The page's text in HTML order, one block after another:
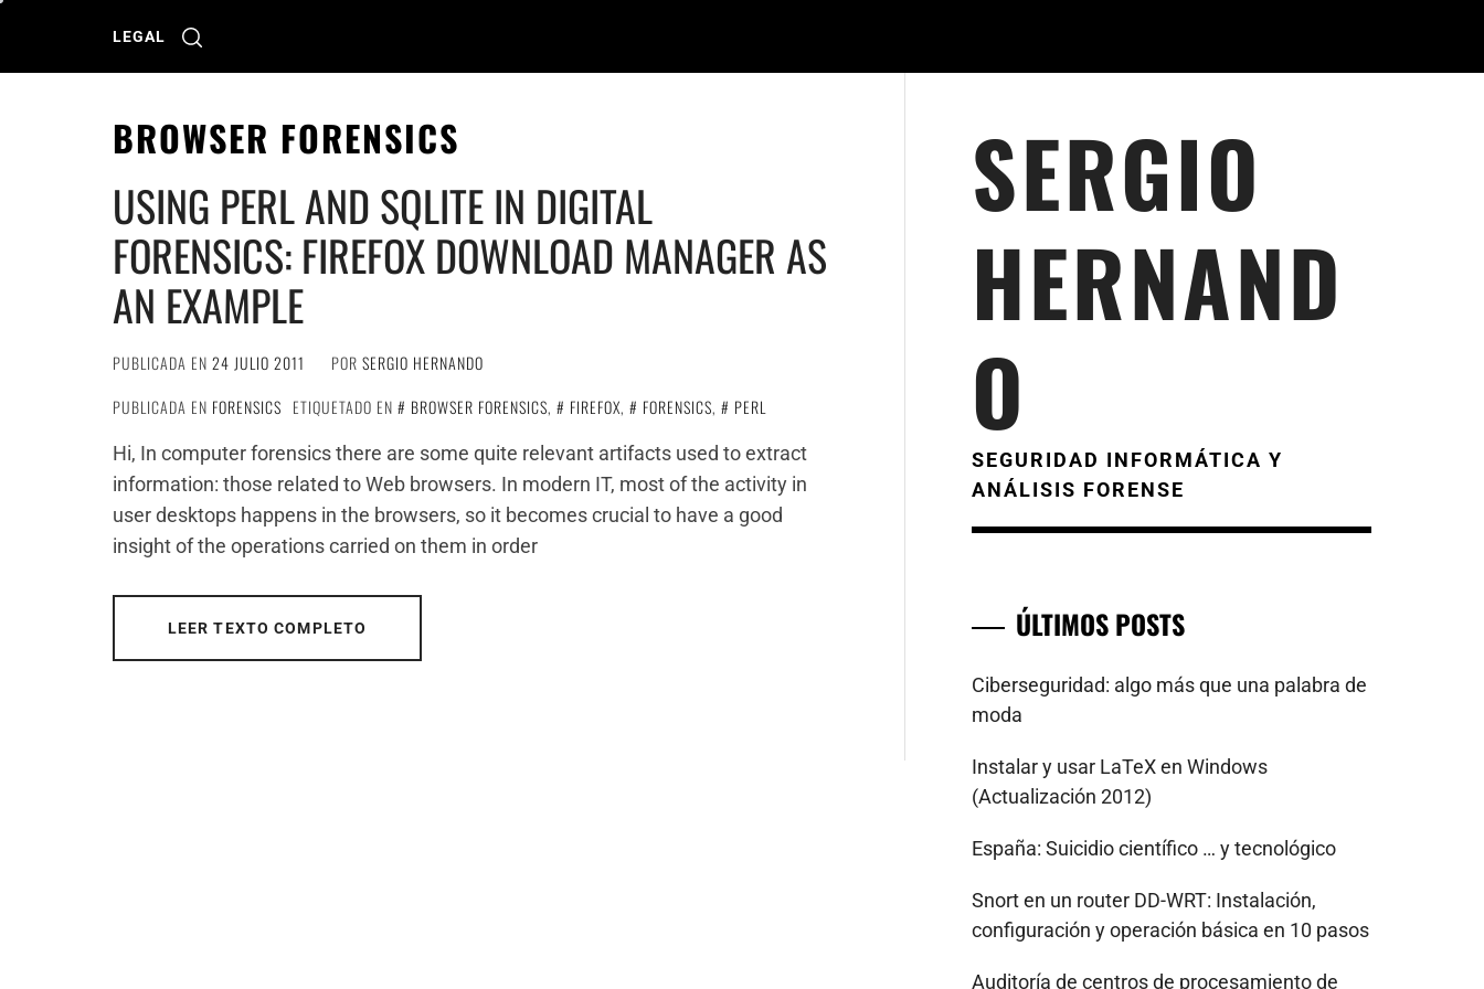
LEGAL
BROWSER FORENSICS
USING PERL AND SQLITE IN DIGITAL
FORENSICS: FIREFOX DOWNLOAD MANAGER AS
AN EXAMPLE
PUBLICADA EN 24 JULIO 2011 POR SERGIO HERNANDO
PUBLICADA EN FORENSICS ETIQUETADO EN BROWSER FORENSICS, FIREFOX, FORENSICS,
PERL
Hi, In computer forensics there are some quite relevant artifacts used to extract
information: those related to Web browsers. In modern IT, most of the activity in
user desktops happens in the browsers, so it becomes crucial to have a good
insight of the operations carried on them in order
LEER TEXTO COMPLETO
SERGIO
HERNAND
O
SEGURIDAD INFORMÁTICA Y
ANÁLISIS FORENSE
ÚLTIMOS POSTS
Ciberseguridad: algo más que una palabra de
moda
Instalar y usar LaTeX en Windows
(Actualización 2012)
España: Suicidio científico … y tecnológico
Snort en un router DD-WRT: Instalación,
configuración y operación básica en 10 pasos
Auditoría de centros de procesamiento de